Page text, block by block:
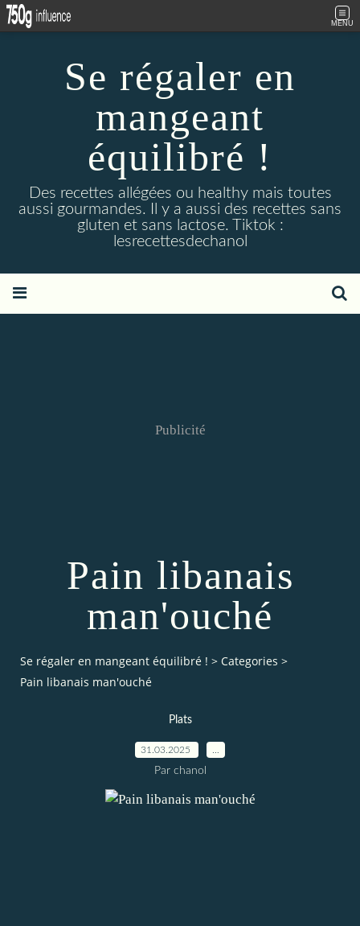
MENU
Se régaler en
mangeant
équilibré !
Des recettes allégées ou healthy mais toutes
aussi gourmandes. Il y a aussi des recettes sans
gluten et sans lactose. Tiktok :
lesrecettesdechanol
Publicité
Pain libanais
man'ouché
Se régaler en mangeant équilibré ! > Categories >
Pain libanais man'ouché
Plats
31.03.2025
Par chanol